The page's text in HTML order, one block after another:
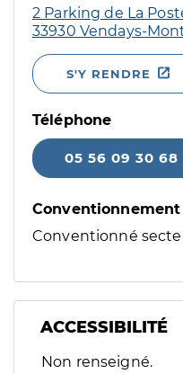
2 Parking de La
33930 Vendays-
S'Y RENDRE
Téléphone
05 56 09 30 68
Conventionnement
Conventionné
ACCESSIBILITÉ
Filtres
Sélectionnez un ou
Non renseigné.